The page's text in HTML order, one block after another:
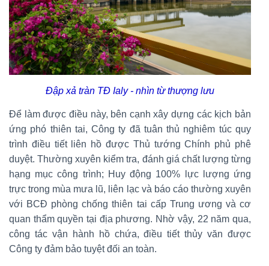
Đập xả tràn TĐ Ialy - nhìn từ thượng lưu
Để làm được điều này, bên cạnh xây dựng các kịch bản
ứng phó thiên tai, Công ty đã tuân thủ nghiêm túc quy
trình điều tiết liên hồ được Thủ tướng Chính phủ phê
duyệt. Thường xuyên kiểm tra, đánh giá chất lượng từng
hạng mục công trình; Huy động 100% lực lượng ứng
trực trong mùa mưa lũ, liên lạc và báo cáo thường xuyên
với BCĐ phòng chống thiên tai cấp Trung ương và cơ
quan thẩm quyền tại địa phương. Nhờ vậy, 22 năm qua,
công tác vận hành hồ chứa, điều tiết thủy văn được
Công ty đảm bảo tuyệt đối an toàn.